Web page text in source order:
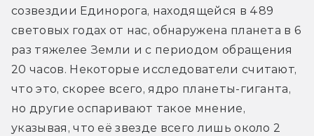
созвездии Единорога, находящейся в 489
световых годах от нас, обнаружена планета в 6
раз тяжелее Земли и с периодом обращения
20 часов. Некоторые исследователи считают,
что это, скорее всего, ядро планеты-гиганта,
но другие оспаривают такое мнение,
указывая, что её звезде всего лишь около 2